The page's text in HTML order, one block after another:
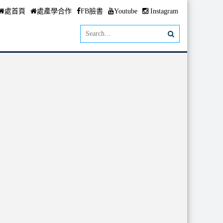
處首頁 處產學合作 FB臉書 Youtube Instagram